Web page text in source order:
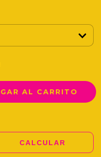
CALCULAR